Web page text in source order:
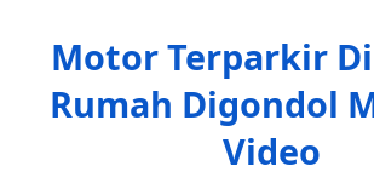
Motor Terparkir
Rumah Digondol
Video